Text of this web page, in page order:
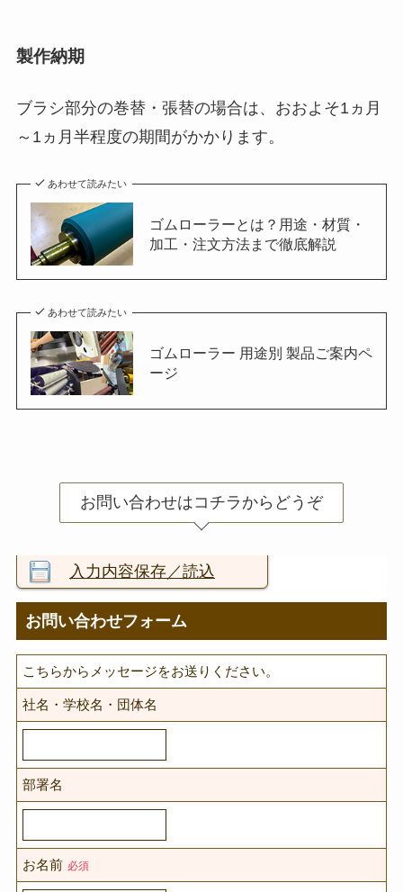
製作納期
ブラシ部分の巻替・張替の場合は、おおよそ1ヵ月
～1ヵ月半程度の期間がかかります。
あわせて読みたい
ゴムローラーとは？用途・材質・
加工・注文方法まで徹底解説
あわせて読みたい
ゴムローラー 用途別 製品ご案内ペ
ージ
お問い合わせはコチラからどうぞ